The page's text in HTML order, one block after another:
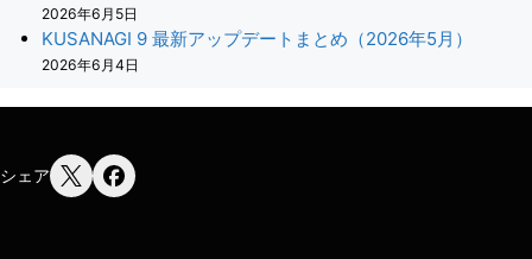
2026年6月5日
KUSANAGI 9 最新アップデートまとめ（2026年5月）
2026年6月4日
シェア